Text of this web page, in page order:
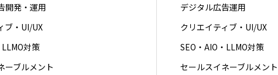
開発・運用
ブ・UI/UX
対策
ーブルメント
デジタル広告運用
クリエイティブ・UI/UX
SEO・AIO・LLMO対策
セールスイネーブルメント